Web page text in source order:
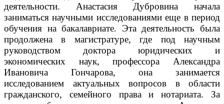
деятельности. Анастасия Дубровина начала
заниматься научными исследованиями еще в период
обучения на бакалавриате. Эта деятельность была
продолжена в магистратуре, где под научным
руководством доктора юридических и
экономических наук, профессора Александра
Ивановича Гончарова, она занимается
исследованием актуальных вопросов в области
гражданского, семейного права и нотариата. За